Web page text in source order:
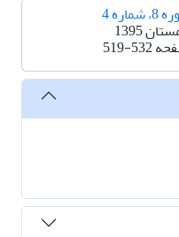
شماره 4
1395
519-532